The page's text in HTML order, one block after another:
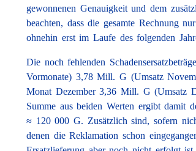
gewonnenen Genauigkeit und dem
beachten, dass die gesamte Rechnung
ohnehin erst im Laufe des folgenden
Die noch fehlenden
Vormonate) 3,78 Mill. G (Umsatz
Monat Dezember 3,36 Mill. G
Summe aus beiden Werten ergibt damit
≈ 120 000 G. Zusätzlich sind, sofern
denen die Reklamation schon